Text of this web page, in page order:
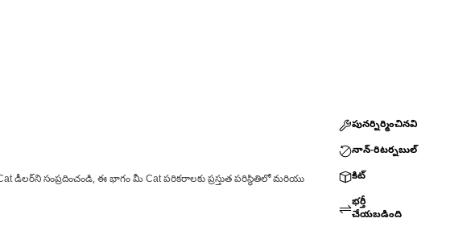
సంప్రదించండి, ఈ భాగం మీ Cat పరికరాలకు ప్రస్తుత పరిస్థితిలో మరియు
పునర్నిర్మించినవి
నాన్-రిటర్నబుల్
కిట్
భర్తీ
చేయబడింది